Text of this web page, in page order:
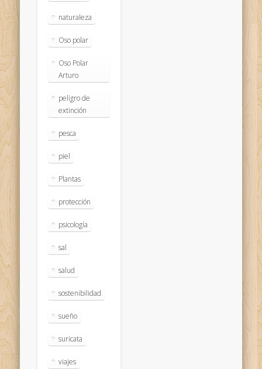
naturaleza
Oso polar
Oso Polar
Arturo
peligro de
extinción
pesca
piel
Plantas
protección
psicología
sal
salud
sostenibilidad
sueño
suricata
viajes